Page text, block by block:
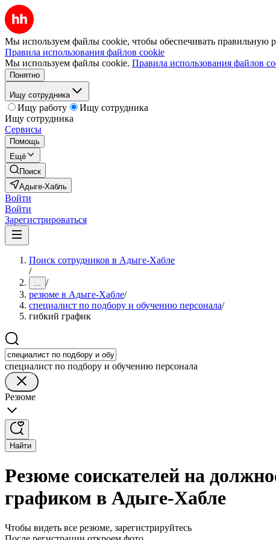
Мы используем файлы cookie, чтобы обеспечивать правильную
Правила использования файлов cookie
Мы используем файлы cookie. Правила использования файлов
Понятно
Ищу сотрудника
Ищу работу
Ищу сотрудника
Ищу сотрудника
Сервисы
Помощь
Ещё
Поиск
Адыге-Хабль
Войти
Войти
Зарегистрироваться
Поиск сотрудников в Адыге-Хабле
/
... /
резюме в Адыге-Хабле/
специалист по подбору и обучению персонала/
гибкий график
специалист по подбору и обучению персонала
Резюме
Найти
Резюме соискателей на
графиком в Адыге-Хабле
Чтобы видеть все резюме, зарегистрируйтесь